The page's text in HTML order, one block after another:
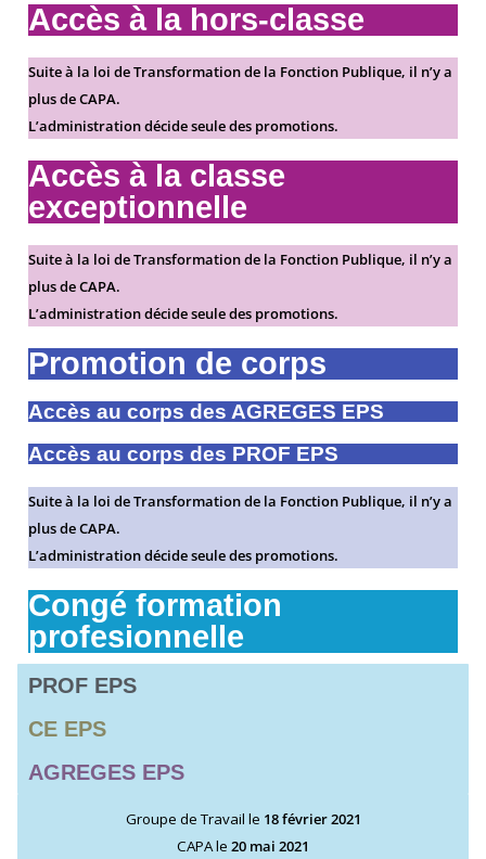
Accès à la hors-classe
Suite à la loi de Transformation de la Fonction Publique, il n’y a
plus de CAPA.
L’administration décide seule des promotions.
Accès à la classe
exceptionnelle
Suite à la loi de Transformation de la Fonction Publique, il n’y a
plus de CAPA.
L’administration décide seule des promotions.
Promotion de corps
Accès au corps des AGREGES EPS
Accès au corps des PROF EPS
Suite à la loi de Transformation de la Fonction Publique, il n’y a
plus de CAPA.
L’administration décide seule des promotions.
Congé formation
profesionnelle
PROF EPS
CE EPS
AGREGES EPS
Groupe de Travail le 18 février 2021
CAPA le 20 mai 2021